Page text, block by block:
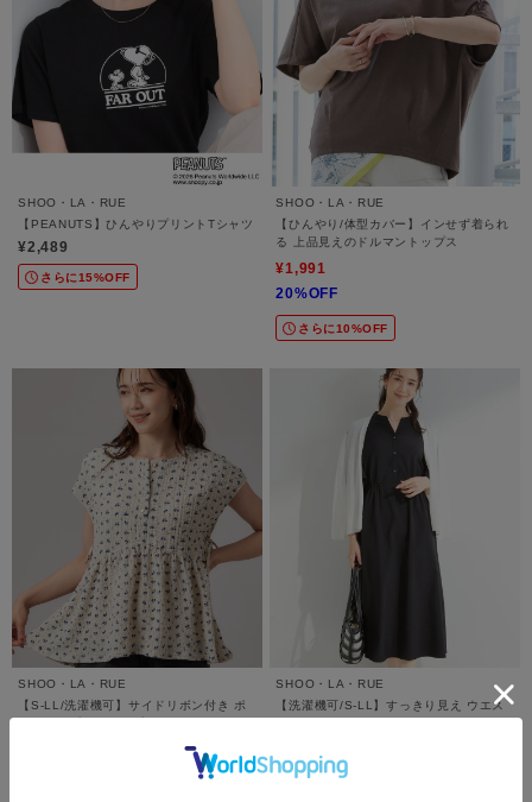
SHOO・LA・RUE
【PEANUTS】ひんやりプリントTシャツ
¥2,489
さらに15%OFF
SHOO・LA・RUE
【ひんやり/体型カバー】インせず着られ
る 上品見えのドルマントップス
¥1,991
20%OFF
さらに10%OFF
SHOO・LA・RUE
【S-LL/洗濯機可】サイドリボン付き ポ
SHOO・LA・RUE
【洗濯機可/S-LL】すっきり見え ウエス